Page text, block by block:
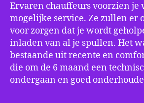
Ervaren chauffeurs voorzien je
mogelijke service. Ze zullen er
voor zorgen dat je wordt
inladen van al je spullen. Het
bestaande uit recente en
die om de 6 maand een
ondergaan en goed